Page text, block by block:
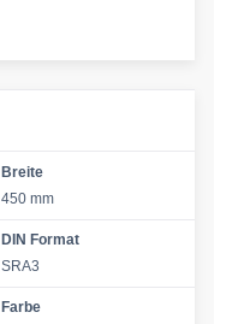
Breite
450 mm
DIN Format
SRA3
Farbe